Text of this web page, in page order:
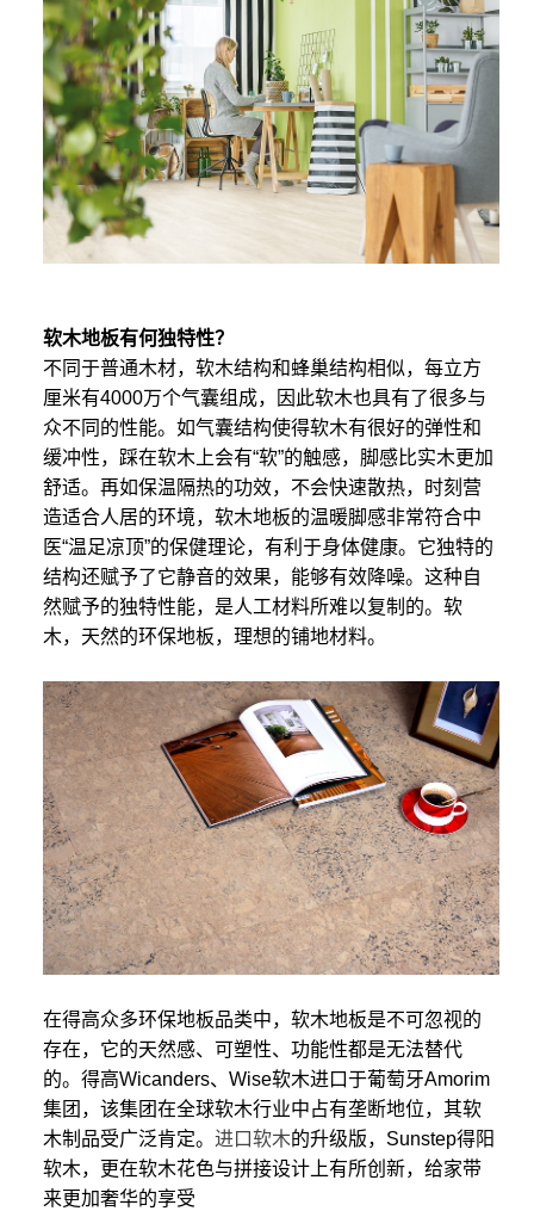
软木地板有何独特性？
不同于普通木材，软木结构和蜂巢结构相似，每立方
厘米有4000万个气囊组成，因此软木也具有了很多与
众不同的性能。如气囊结构使得软木有很好的弹性和
缓冲性，踩在软木上会有“软”的触感，脚感比实木更加
舒适。再如保温隔热的功效，不会快速散热，时刻营
造适合人居的环境，软木地板的温暖脚感非常符合中
医“温足凉顶”的保健理论，有利于身体健康。它独特的
结构还赋予了它静音的效果，能够有效降噪。这种自
然赋予的独特性能，是人工材料所难以复制的。软
木，天然的环保地板，理想的铺地材料。
在得高众多环保地板品类中，软木地板是不可忽视的
存在，它的天然感、可塑性、功能性都是无法替代
的。得高Wicanders、Wise软木进口于葡萄牙Amorim
集团，该集团在全球软木行业中占有垄断地位，其软
木制品受广泛肯定。进口软木的升级版，Sunstep得阳
软木，更在软木花色与拼接设计上有所创新，给家带
来更加奢华的享受